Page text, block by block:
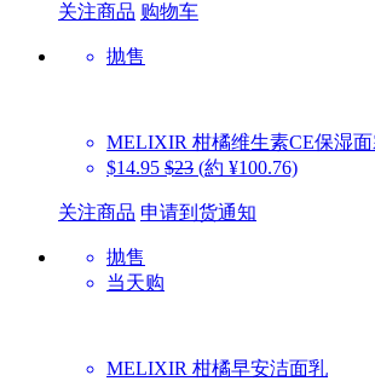
关注商品 购物车
抛售
MELIXIR 柑橘维生素CE保湿
$14.95 $23 (約 ¥100.76)
关注商品 申请到货通知
抛售
当天购
MELIXIR 柑橘早安洁面乳